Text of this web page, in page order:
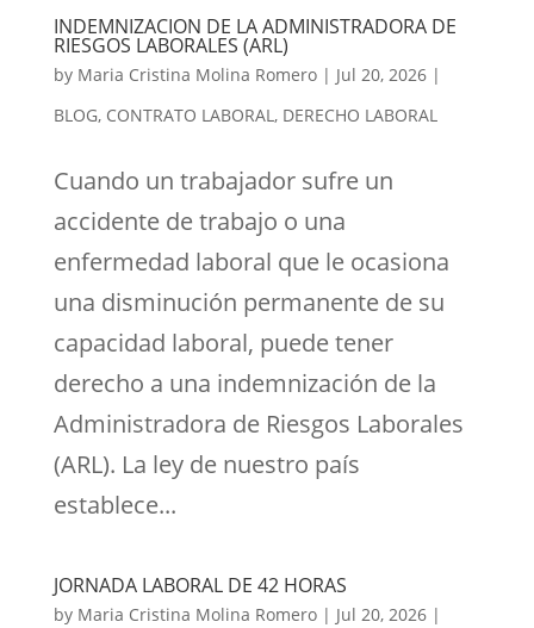
INDEMNIZACION DE LA ADMINISTRADORA DE
RIESGOS LABORALES (ARL)
by Maria Cristina Molina Romero| Jul 20, 2026|
BLOG, CONTRATO LABORAL, DERECHO LABORAL
Cuando un trabajador sufre un
accidente de trabajo o una
enfermedad laboral que le ocasiona
una disminución permanente de su
capacidad laboral, puede tener
derecho a una indemnización de la
Administradora de Riesgos Laborales
(ARL). La ley de nuestro país
establece...
JORNADA LABORAL DE 42 HORAS
by Maria Cristina Molina Romero| Jul 20, 2026|